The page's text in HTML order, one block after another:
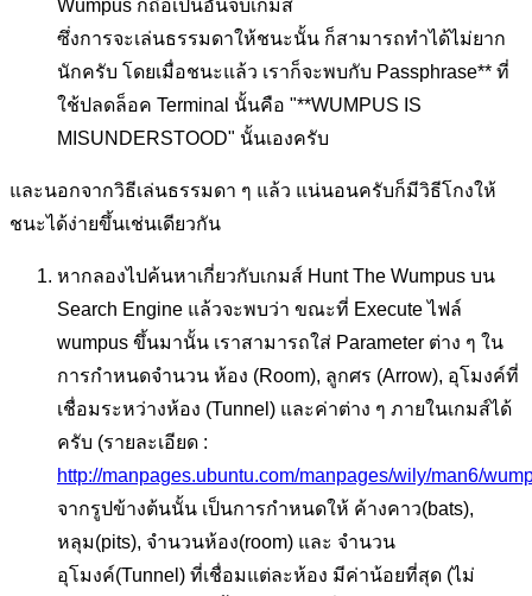
Wumpus ก็ถือเป็นอันจบเกมส์
ซึ่งการจะเล่นธรรมดาให้ชนะนั้น ก็สามารถทำได้ไม่ยาก
นักครับ โดยเมื่อชนะแล้ว เราก็จะพบกับ Passphrase** ที่
ใช้ปลดล็อค Terminal นั้นคือ "**WUMPUS IS
MISUNDERSTOOD" นั้นเองครับ
และนอกจากวิธีเล่นธรรมดา ๆ แล้ว แน่นอนครับก็มีวิธีโกงให้
ชนะได้ง่ายขึ้นเช่นเดียวกัน
หากลองไปค้นหาเกี่ยวกับเกมส์ Hunt The Wumpus บน
Search Engine แล้วจะพบว่า ขณะที่ Execute ไฟล์
wumpus ขึ้นมานั้น เราสามารถใส่ Parameter ต่าง ๆ ใน
การกำหนดจำนวน ห้อง (Room), ลูกศร (Arrow), อุโมงค์ที่
เชื่อมระหว่างห้อง (Tunnel) และค่าต่าง ๆ ภายในเกมส์ได้
ครับ (รายละเอียด :
http://manpages.ubuntu.com/manpages/wily/man6/
จากรูปข้างต้นนั้น เป็นการกำหนดให้ ค้างคาว(bats),
หลุม(pits), จำนวนห้อง(room) และ จำนวน
อุโมงค์(Tunnel) ที่เชื่อมแต่ละห้อง มีค่าน้อยที่สุด (ไม่